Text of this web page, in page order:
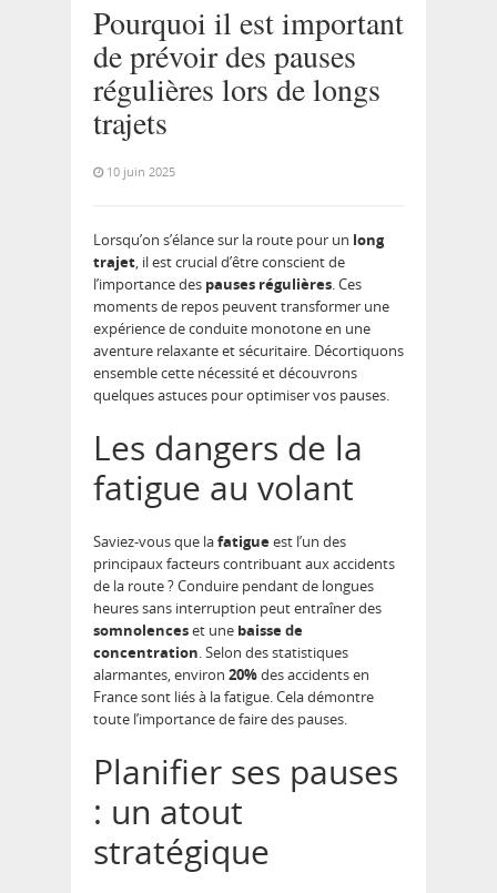
Pourquoi il est important
de prévoir des pauses
régulières lors de longs
trajets
10 juin 2025
Lorsqu’on s’élance sur la route pour un long
trajet, il est crucial d’être conscient de
l’importance des pauses régulières. Ces
moments de repos peuvent transformer une
expérience de conduite monotone en une
aventure relaxante et sécuritaire. Décortiquons
ensemble cette nécessité et découvrons
quelques astuces pour optimiser vos pauses.
Les dangers de la
fatigue au volant
Saviez-vous que lafatigueest l’un des
principaux facteurs contribuant aux accidents
de la route ? Conduire pendant de longues
heures sans interruption peut entraîner des
somnolenceset une baisse de
concentration. Selon des statistiques
alarmantes, environ 20%des accidents en
France sont liés à la fatigue. Cela démontre
toute l’importance de faire des pauses.
Planifier ses pauses
: un atout
stratégique